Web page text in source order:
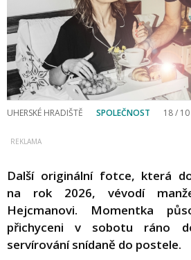
UHERSKÉ HRADIŠTĚ SPOLEČNOST 18 /
Další originální fotce, která
na rok 2026, vévodí
Hejcmanovi. Momentka
přichyceni v sobotu ráno
servírování snídaně do postele.